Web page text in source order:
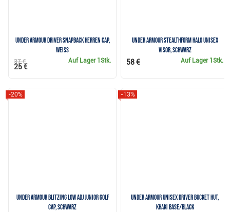
Under Armour Driver Snapback Herren Cap,
weiss
Auf Lager 1Stk.
37 €
25 €
Under Armour Stealthform Halo unisex
Visor, schwarz
Auf Lager 1Stk.
58 €
Under Armour Blitzing Low Adj Junior Golf
Cap, schwarz
-20%
Under Armour Unisex Driver Bucket Hut,
khaki base/black
-13%